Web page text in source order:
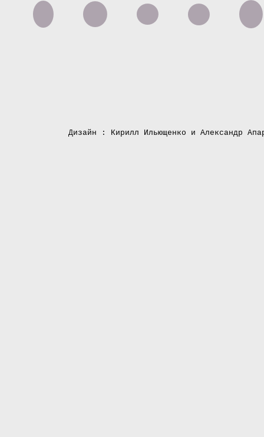
Дизайн : Кирилл Ильющенко и Александр